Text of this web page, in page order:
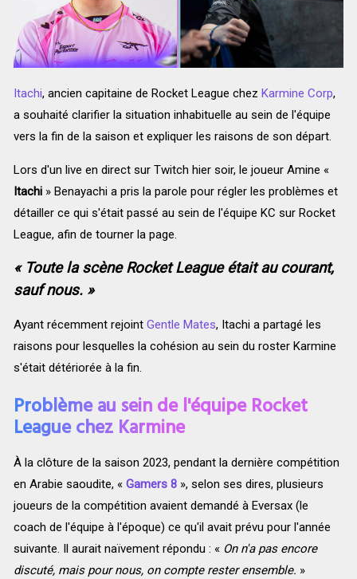
Itachi, ancien capitaine de Rocket League chez Karmine Corp,
a souhaité clarifier la situation inhabituelle au sein de l'équipe
vers la fin de la saison et expliquer les raisons de son départ.
Lors d'un live en direct sur Twitch hier soir, le joueur Amine «
Itachi » Benayachi a pris la parole pour régler les problèmes et
détailler ce qui s'était passé au sein de l'équipe KC sur Rocket
League, afin de tourner la page.
« Toute la scène Rocket League était au courant,
sauf nous. »
Ayant récemment rejoint Gentle Mates, Itachi a partagé les
raisons pour lesquelles la cohésion au sein du roster Karmine
s'était détériorée à la fin.
Problème au sein de l'équipe Rocket
League chez Karmine
À la clôture de la saison 2023, pendant la dernière compétition
en Arabie saoudite, « Gamers 8 », selon ses dires, plusieurs
joueurs de la compétition avaient demandé à Eversax (le
coach de l'équipe à l'époque) ce qu'il avait prévu pour l'année
suivante. Il aurait naïvement répondu : « On n'a pas encore
discuté, mais pour nous, on compte rester ensemble. »